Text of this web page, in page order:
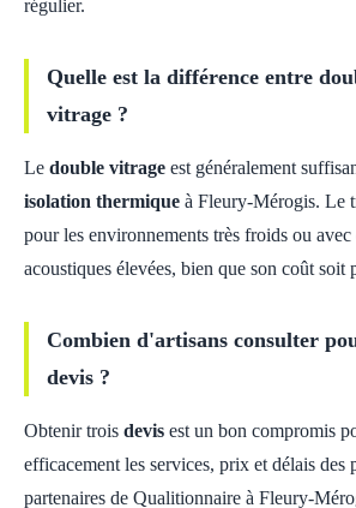
régulier.
Quelle est la différence entre
vitrage ?
Le double vitrage est généralement
isolation thermique à Fleury-Mérogis. Le
pour les environnements très froids ou avec
acoustiques élevées, bien que son coût soit
Combien d'artisans consulter
devis ?
Obtenir trois devis est un bon compromis
efficacement les services, prix et délais des
partenaires de Qualitionnaire à Fleury-